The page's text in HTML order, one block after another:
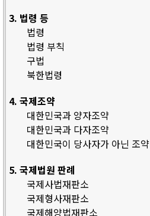
3. 법령 등
법령
법령 부칙
구법
북한법령
4. 국제조약
대한민국과 양자조약
대한민국과 다자조약
대한민국이 당사자가 아닌 조약
5. 국제법원 판례
국제사법재판소
국제형사재판소
국제해양법재판소